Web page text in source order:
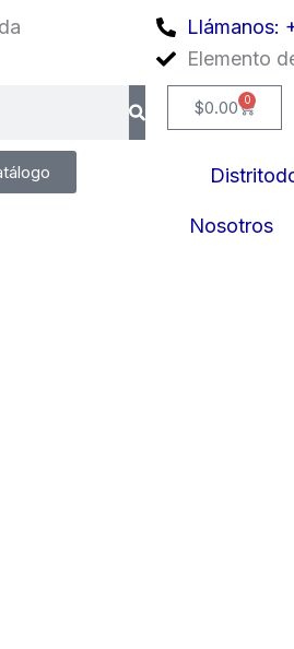
Llámanos:
Elemento
$0.00 0
Cart
Nosotros